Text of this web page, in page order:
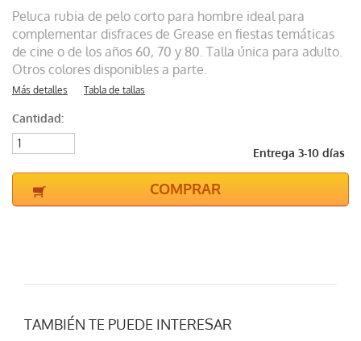
Peluca rubia de pelo corto para hombre ideal para
complementar disfraces de Grease en fiestas temáticas
de cine o de los años 60, 70 y 80. Talla única para adulto.
Otros colores disponibles a parte.
Más detalles Tabla de tallas
Cantidad:
Entrega 3-10 días
COMPRAR
TAMBIÉN TE PUEDE INTERESAR